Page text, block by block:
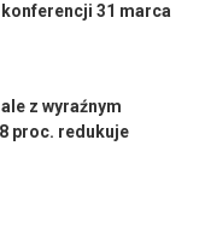
31 marca
z wyraźnym
proc. redukuje